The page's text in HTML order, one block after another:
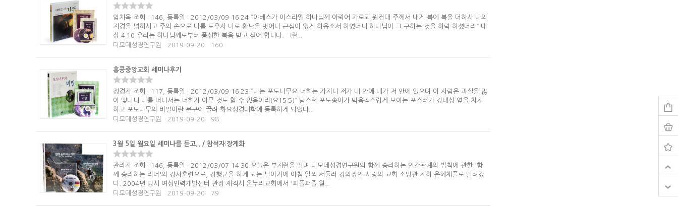
임치욱 조회 : 146, 등록일 : 2012/03/09 16:24 “야베스가 이스라엘 하나님께 아뢰어 가로되 원컨대 주께서 내게 복에 복을 더하사 나의
지경을 넓히시고 주의 손으로 나를 도우사 나로 환난을 벗어나 근심이 없게 하옵소서 하였더니 하나님이 그 구하는 것을 허락 하셨더라” 대
상 4:10 우리는 하나님께로부터 풍성한 복음 받고 싶어 합니다. 그런..
디모데성경연구원
2019-09-20 160
홍콩중앙교회 세미나후기
정경자 조회 : 117, 등록일 : 2012/03/09 16:23 “나는 포도나무요 너희는 가지니 저가 내 안에 내가 저 안에 있으며 이 사람은 과실을 많
이 맺나니 나를 떠나서는 너희가 아무 것도 할 수 없음이라(요15:5)” 탐스런 포도송이가 먹음직스럽게 보이는 포스터가 강대상 옆을 차지
하고 포도나무의 비밀이란 문구에 끌려 화요성경대학에 등록하게 되었다..
디모데성경연구원
2019-09-20 98
3월 5일 월요일 세미나를 듣고... / 참석자:장계화
관리자 조회 : 146, 등록일 : 2012/03/07 14:30 오늘은 부지런을 떨며 디모데성경연구원의 함께 승리하는 인간관계의 법칙에 관한 '함
께 승리하는 리더'의 강사훈련으로, 강행군을 하게 되는 날이기에 아침 일찍 서둘러 강의장인 사랑의 교회 소망관 지하 은혜채플로 달려갔
다. 2004년 당시 여성인력개발센터 관장 재직시 온누리교회에서 '피플퍼즐 월..
디모데성경연구원
2019-09-20 79